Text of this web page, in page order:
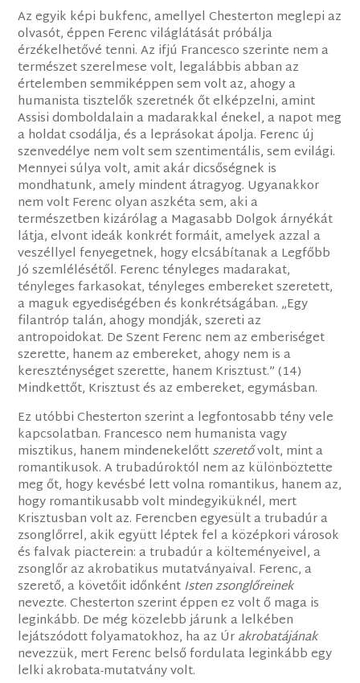
Az egyik képi bukfenc, amellyel Chesterton meglepi az
olvasót, éppen Ferenc világlátását próbálja
érzékelhetővé tenni. Az ifjú Francesco szerinte nem a
természet szerelmese volt, legalábbis abban az
értelemben semmiképpen sem volt az, ahogy a
humanista tisztelők szeretnék őt elképzelni, amint
Assisi domboldalain a madarakkal énekel, a napot meg
a holdat csodálja, és a leprásokat ápolja. Ferenc új
szenvedélye nem volt sem szentimentális, sem evilági.
Mennyei súlya volt, amit akár dicsőségnek is
mondhatunk, amely mindent átragyog. Ugyanakkor
nem volt Ferenc olyan aszkéta sem, aki a
természetben kizárólag a Magasabb Dolgok árnyékát
látja, elvont ideák konkrét formáit, amelyek azzal a
veszéllyel fenyegetnek, hogy elcsábítanak a Legfőbb
Jó szemlélésétől. Ferenc tényleges madarakat,
tényleges farkasokat, tényleges embereket szeretett,
a maguk egyediségében és konkrétságában. „Egy
filantróp talán, ahogy mondják, szereti az
antropoidokat. De Szent Ferenc nem az emberiséget
szerette, hanem az embereket, ahogy nem is a
kereszténységet szerette, hanem Krisztust.” (14)
Mindkettőt, Krisztust és az embereket, egymásban.
Ez utóbbi Chesterton szerint a legfontosabb tény vele
kapcsolatban. Francesco nem humanista vagy
misztikus, hanem mindenekelőttszeretővolt, mint a
romantikusok. A trubadúroktól nem az különböztette
meg őt, hogy kevésbé lett volna romantikus, hanem az,
hogy romantikusabb volt mindegyiküknél, mert
Krisztusban volt az. Ferencben egyesült a trubadúr a
zsonglőrrel, akik együtt léptek fel a középkori városok
és falvak piacterein: a trubadúr a költeményeivel, a
zsonglőr az akrobatikus mutatványaival. Ferenc, a
szerető, a követőit időnkéntIsten zsonglőreinek
nevezte. Chesterton szerint éppen ez volt ő maga is
leginkább. De még közelebb járunk a lelkében
lejátszódott folyamatokhoz, ha az Úrakrobatájának
nevezzük, mert Ferenc belső fordulata leginkább egy
lelki akrobata-mutatvány volt.